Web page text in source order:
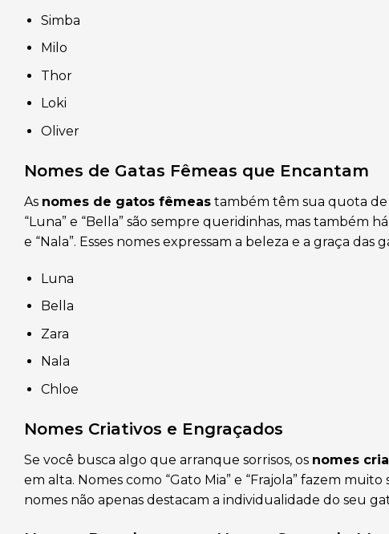
Simba
Milo
Thor
Loki
Oliver
Nomes de Gatas Fêmeas que Encantam
As nomes de gatos fêmeas também têm sua quota de
“Luna” e “Bella” são sempre queridinhas, mas também
e “Nala”. Esses nomes expressam a beleza e a graça
Luna
Bella
Zara
Nala
Chloe
Nomes Criativos e Engraçados
Se você busca algo que arranque sorrisos, os nomes
em alta. Nomes como “Gato Mia” e “Frajola” fazem
nomes não apenas destacam a individualidade do seu